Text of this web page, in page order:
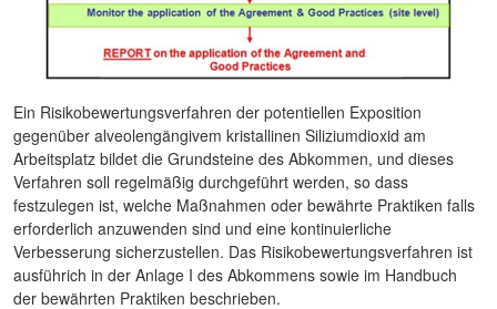
Ein Risikobewertungsverfahren der potentiellen Exposition
gegenüber alveolengängivem kristallinen Siliziumdioxid am
Arbeitsplatz bildet die Grundsteine des Abkommen, und dieses
Verfahren soll regelmäßig durchgeführt werden, so dass
festzulegen ist, welche Maßnahmen oder bewährte Praktiken falls
erforderlich anzuwenden sind und eine kontinuierliche
Verbesserung sicherzustellen. Das Risikobewertungsverfahren ist
ausführich in der Anlage I des Abkommens sowie im Handbuch
der bewährten Praktiken beschrieben.